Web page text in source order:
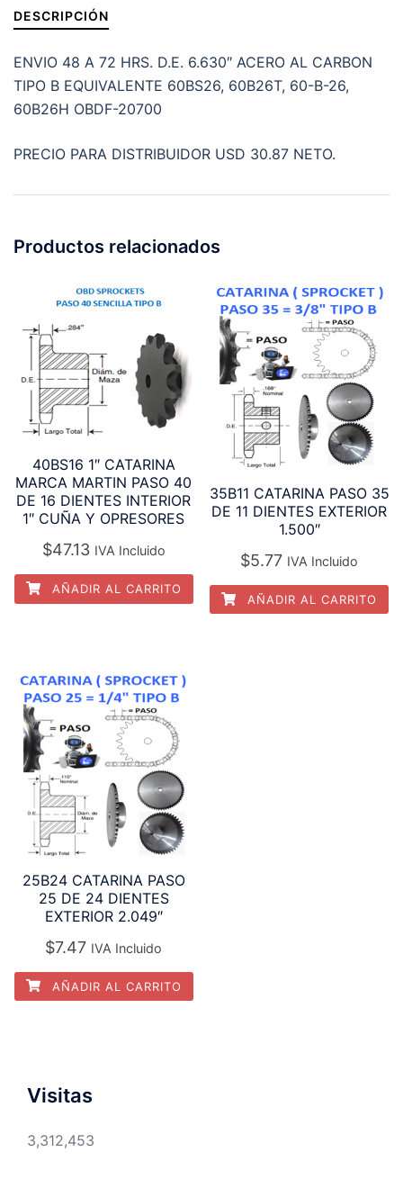
cantidad
DESCRIPCIÓN
ENVIO 48 A 72 HRS. D.E. 6.630″ ACERO AL CARBON
TIPO B EQUIVALENTE 60BS26, 60B26T, 60-B-26,
60B26H OBDF-20700
PRECIO PARA DISTRIBUIDOR USD 30.87 NETO.
Productos relacionados
40BS16 1″ CATARINA
MARCA MARTIN PASO 40
DE 16 DIENTES INTERIOR
1″ CUÑA Y OPRESORES
$47.13 IVA Incluido
AÑADIR AL CARRITO
35B11 CATARINA PASO 35
DE 11 DIENTES EXTERIOR
1.500″
$5.77 IVA Incluido
AÑADIR AL CARRITO
25B24 CATARINA PASO
25 DE 24 DIENTES
EXTERIOR 2.049″
$7.47 IVA Incluido
AÑADIR AL CARRITO
Visitas
3,312,453